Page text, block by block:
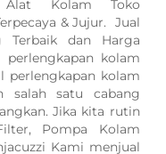
Kolam Toko
& Jujur. Jual
Terbaik dan Harga
kolam
perlengkapan kolam
salah satu cabang
Jika kita rutin
Pompa Kolam
Kami menjual